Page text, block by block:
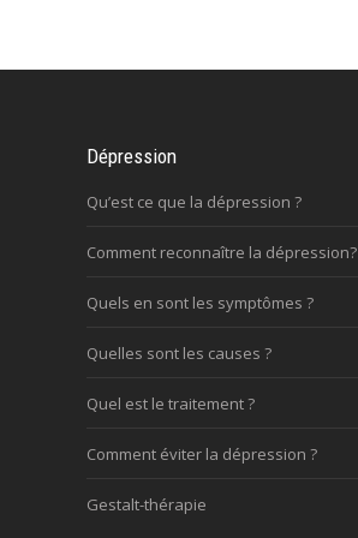
Dépression
Qu’est ce que la dépression ?
Comment reconnaître la dépression?
Quels en sont les symptômes ?
Quelles sont les causes ?
Quel est le traitement ?
Comment éviter la dépression ?
Gestalt-thérapie